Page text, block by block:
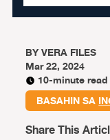
BYVERA FILES
Mar 22, 2024
10-minute read
BASAHIN SA
Share This